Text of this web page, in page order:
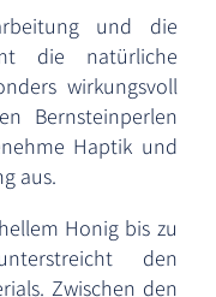
und die
die natürliche
wirkungsvoll
Bernsteinperlen
Haptik und
aus.
Honig bis zu
den
Zwischen den